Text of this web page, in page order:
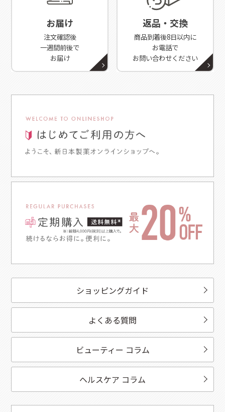
お届け
注文確認後
一週間前後で
お届け
返品・交換
商品到着後8日以内に
お電話で
お問い合わせください
ショッピングガイド
よくある質問
ビューティー コラム
ヘルスケア コラム